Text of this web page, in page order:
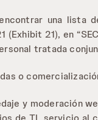
una lista
21), en
tratada
o
y moderación